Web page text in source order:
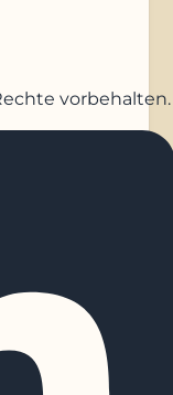
vorbehalten.